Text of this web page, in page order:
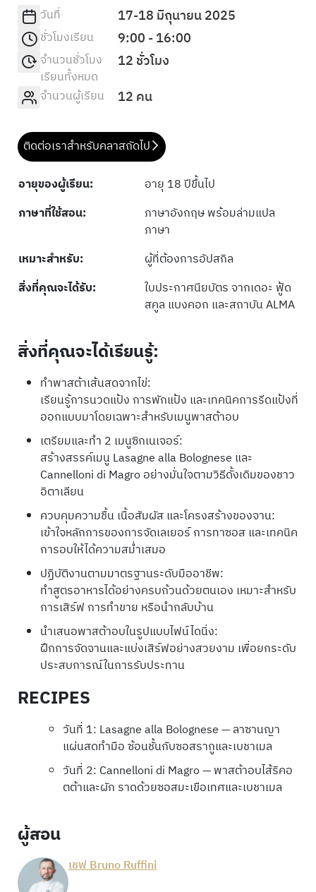
วันที่ 17-18 มิถุนายน 2025
ชั่วโมงเรียน 9:00 - 16:00
จำนวนชั่วโมง
เรียนทั้งหมด
12 ชั่วโมง
จำนวนผู้เรียน 12 คน
ติดต่อเราสำหรับคลาสถัดไป
อายุของผู้เรียน:
อายุ 18 ปีขึ้นไป
ภาษาที่ใช้สอน:
ภาษาอังกฤษ พร้อมล่ามแปล
ภาษา
เหมาะสำหรับ:
ผู้ที่ต้องการอัปสกิล
สิ่งที่คุณจะได้รับ:
ใบประกาศนียบัตร จากเดอะ ฟู้ด
สคูล แบงคอก และสถาบัน ALMA
สิ่งที่คุณจะได้เรียนรู้:
ทำพาสต้าเส้นสดจากไข่:
เรียนรู้การนวดแป้ง การพักแป้ง และเทคนิคการรีดแป้งที่
ออกแบบมาโดยเฉพาะสำหรับเมนูพาสต้าอบ
เตรียมและทำ 2 เมนูซิกเนเจอร์:
สร้างสรรค์เมนู Lasagne alla Bolognese และ
Cannelloni di Magro อย่างมั่นใจตามวิธีดั้งเดิมของชาว
อิตาเลียน
ควบคุมความชื้น เนื้อสัมผัส และโครงสร้างของจาน:
เข้าใจหลักการของการจัดเลเยอร์ การทาซอส และเทคนิค
การอบให้ได้ความสม่ำเสมอ
ปฏิบัติงานตามมาตรฐานระดับมืออาชีพ:
ทำสูตรอาหารได้อย่างครบถ้วนด้วยตนเอง เหมาะสำหรับ
การเสิร์ฟ การทำขาย หรือนำกลับบ้าน
นำเสนอพาสต้าอบในรูปแบบไฟน์ไดนิ่ง:
ฝึกการจัดจานและแบ่งเสิร์ฟอย่างสวยงาม เพื่อยกระดับ
ประสบการณ์ในการรับประทาน
RECIPES
วันที่ 1: Lasagne alla Bolognese — ลาซานญา
แผ่นสดทำมือ ซ้อนชั้นกับซอสรากูและเบชาเมล
วันที่ 2: Cannelloni di Magro — พาสต้าอบไส้ริคอ
ตต้าและผัก ราดด้วยซอสมะเขือเทศและเบชาเมล
ผู้สอน
เชฟ Bruno Ruffini